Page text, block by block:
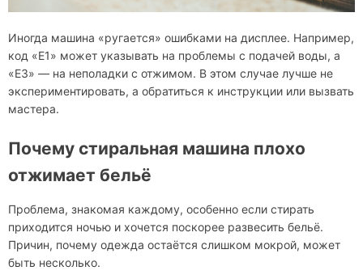
Иногда машина «ругается» ошибками на дисплее. Например,
код «E1» может указывать на проблемы с подачей воды, а
«E3» — на неполадки с отжимом. В этом случае лучше не
экспериментировать, а обратиться к инструкции или вызвать
мастера.
Почему стиральная машина плохо
отжимает бельё
Проблема, знакомая каждому, особенно если стирать
приходится ночью и хочется поскорее развесить бельё.
Причин, почему одежда остаётся слишком мокрой, может
быть несколько.